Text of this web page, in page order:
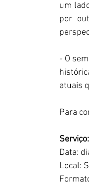
um
por
- O
atuais
Para
Serviço:
Data:
Local: